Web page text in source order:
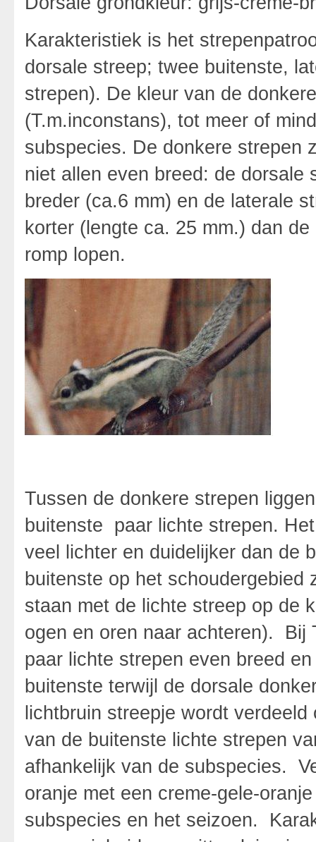
Karakteristiek is het
dorsale streep; twee buitenste,
strepen). De kleur van de
(T.m.inconstans), tot meer of
subspecies. De donkere strepen
niet allen even breed: de
breder (ca.6 mm) en de laterale
korter (lengte ca. 25 mm.) dan
romp lopen.
Tussen de donkere strepen
buitenste paar lichte strepen.
veel lichter en duidelijker dan de
buitenste op het schoudergebied
staan met de lichte streep op de
ogen en oren naar achteren). Bij
paar lichte strepen even breed
buitenste terwijl de dorsale
lichtbruin streepje wordt
van de buitenste lichte strepen
afhankelijk van de subspecies.
oranje met een creme-gele-
subspecies en het seizoen.